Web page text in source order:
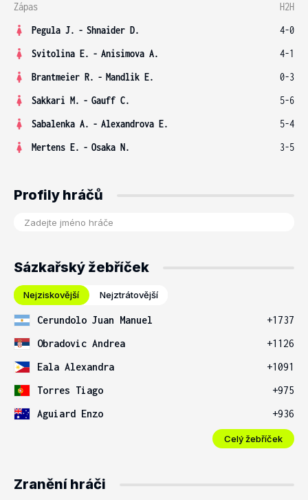
Zápas
H2H
Pegula J. - Shnaider D.
4-0
Svitolina E. - Anisimova A.
4-1
Brantmeier R. - Mandlik E.
0-3
Sakkari M. - Gauff C.
5-6
Sabalenka A. - Alexandrova E.
5-4
Mertens E. - Osaka N. 3-5
Profily hráčů
Sázkařský žebříček
Nejziskovější Nejztrátovější
Cerundolo Juan Manuel
+1737
Obradovic Andrea
+1126
Eala Alexandra
+1091
Torres Tiago
+975
Aguiard Enzo
+936
Celý žebříček
Zranění hráči